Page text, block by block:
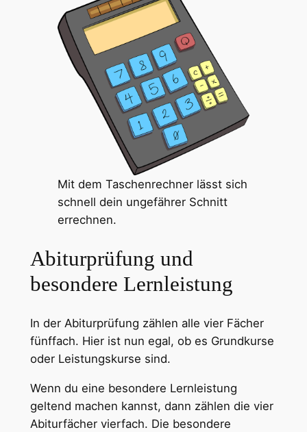
Mit dem Taschenrechner lässt sich
schnell dein ungefährer Schnitt
errechnen.
Abiturprüfung und
besondere Lernleistung
In der Abiturprüfung zählen alle vier Fächer
fünffach. Hier ist nun egal, ob es Grundkurse
oder Leistungskurse sind.
Wenn du eine besondere Lernleistung
geltend machen kannst, dann zählen die vier
Abiturfächer vierfach. Die besondere